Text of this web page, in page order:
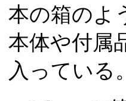
本の箱のよ
本体や付属
入っている。